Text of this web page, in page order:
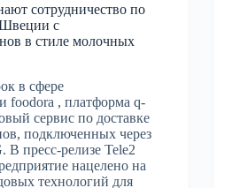
сотрудничество по
Швеции с
в стиле молочных
в сфере
foodora , платформа q-
сервис по доставке
подключенных через
В пресс-релизе Tele2
нацелено на
технологий для